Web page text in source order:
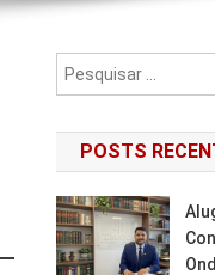
POSTS